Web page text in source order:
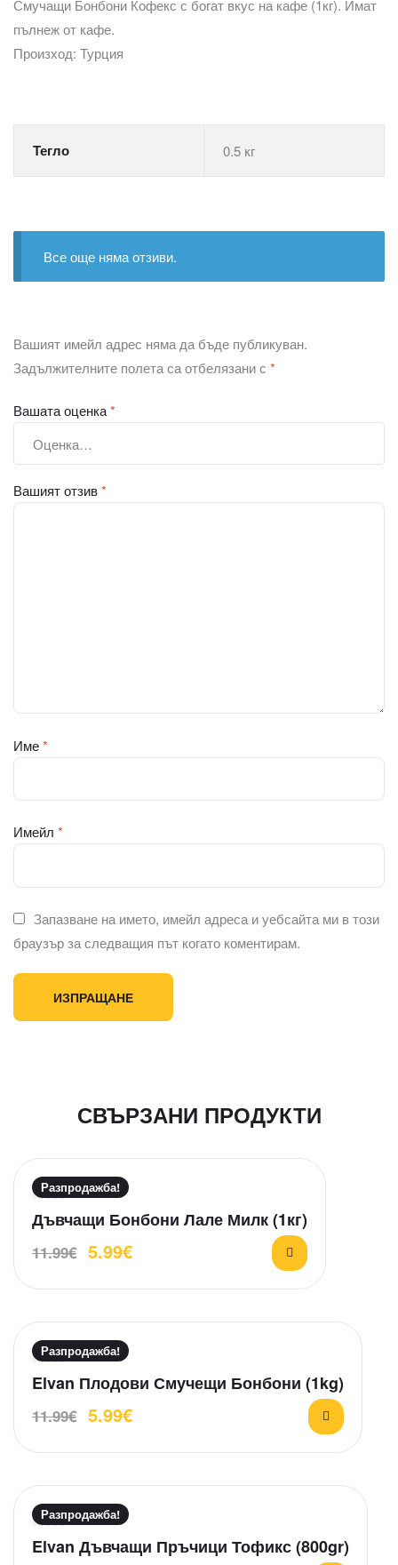
Смучащи Бонбони Кофекс с богат вкус на кафе (1кг). Имат
пълнеж от кафе.
Произход: Турция
Тегло 0.5 кг
Все още няма отзиви.
Вашият имейл адрес няма да бъде публикуван.
Задължителните полета са отбелязани с *
Вашата оценка*
Вашият отзив*
Име*
Имейл *
Запазване на името, имейл адреса и уебсайта ми в този
браузър за следващия път когато коментирам.
СВЪРЗАНИ ПРОДУКТИ
Разпродажба!
О
ц
е
е
о
н
а
0
т
Дъвчащи Бонбони Лале Милк (1кг)
11.99€ 5.99€
Разпродажба!
О
е
е
о
н
а
0
Elvan Плодови Смучещи Бонбони (1kg)
11.99€ 5.99€
Разпродажба!
О
Elvan Дъвчащи Пръчици Тофикс (800gr)